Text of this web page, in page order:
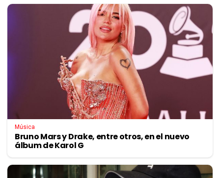
Música
Bruno Mars y Drake, entre otros, en el nuevo
álbum de Karol G